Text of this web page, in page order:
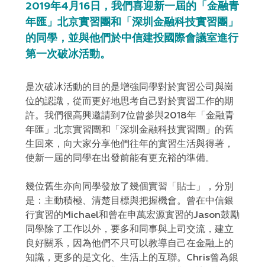
2019年4月16日，我們喜迎新一屆的「金融青
年匯」北京實習團和「深圳金融科技實習團」
的同學，並與他們於中信建投國際會議室進行
第一次破冰活動。
是次破冰活動的目的是增強同學對於實習公司與崗
位的認識，從而更好地思考自己對於實習工作的期
許。我們很高興邀請到7位曾參與2018年「金融青
年匯」北京實習團和「深圳金融科技實習團」的舊
生回來，向大家分享他們往年的實習生活與得著，
使新一屆的同學在出發前能有更充裕的準備。
幾位舊生亦向同學發放了幾個實習「貼士」，分別
是：主動積極、清楚目標與把握機會。曾在中信銀
行實習的Michael和曾在申萬宏源實習的Jason鼓勵
同學除了工作以外，要多和同事與上司交流，建立
良好關系，因為他們不只可以教導自己在金融上的
知識，更多的是文化、生活上的互聯。Chris曾為銀